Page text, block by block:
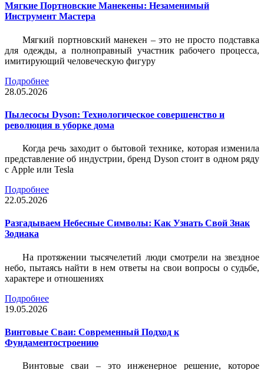
Мягкие Портновские Манекены: Незаменимый
Инструмент Мастера
Мягкий портновский манекен – это не просто подставка
для одежды, а полноправный участник рабочего процесса,
имитирующий человеческую фигуру
Подробнее
28.05.2026
Пылесосы Dyson: Технологическое совершенство и
революция в уборке дома
Когда речь заходит о бытовой технике, которая изменила
представление об индустрии, бренд Dyson стоит в одном ряду
с Apple или Tesla
Подробнее
22.05.2026
Разгадываем Небесные Символы: Как Узнать Свой Знак
Зодиака
На протяжении тысячелетий люди смотрели на звездное
небо, пытаясь найти в нем ответы на свои вопросы о судьбе,
характере и отношениях
Подробнее
19.05.2026
Винтовые Сваи: Современный Подход к
Фундаментостроению
Винтовые сваи – это инженерное решение, которое